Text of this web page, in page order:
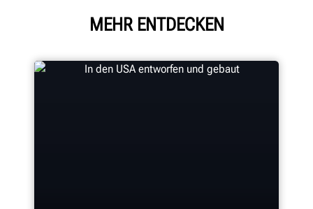
MEHR ENTDECKEN